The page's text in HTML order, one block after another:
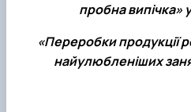
пробна
«Переробки продукції
найулюбленіших